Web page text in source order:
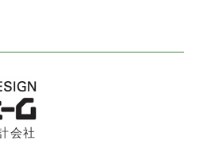
会社